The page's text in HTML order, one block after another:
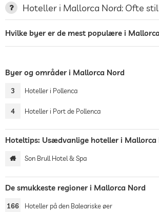
Hoteller i Mallorca Nord: Ofte
Hvilke byer er de mest populære i
Byer og områder i Mallorca Nord
3 Hoteller i Pollenca
4 Hoteller i Port de Pollenca
Hoteltips: Usædvanlige hoteller i Mallorca
Son Brull Hotel & Spa
De smukkeste regioner i Mallorca Nord
166 Hoteller på den Baleariske øer